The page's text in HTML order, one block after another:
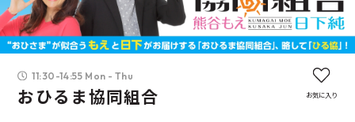
11:30-14:55 Mon - Thu
おひるま協同組合 お気に入り